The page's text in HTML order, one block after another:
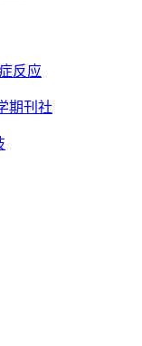
反应
期刊社